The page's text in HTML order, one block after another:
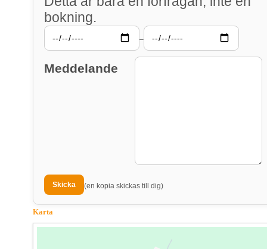
bokning.
–
Meddelande
(en kopia skickas till dig)
Karta